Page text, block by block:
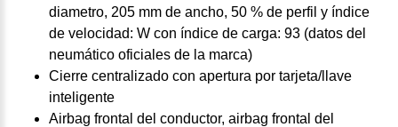
diametro, 205 mm de ancho, 50 % de perfil y índice
de velocidad: W con índice de carga: 93 (datos del
neumático oficiales de la marca)
Cierre centralizado con apertura por tarjeta/llave
inteligente
Airbag frontal del conductor, airbag frontal del